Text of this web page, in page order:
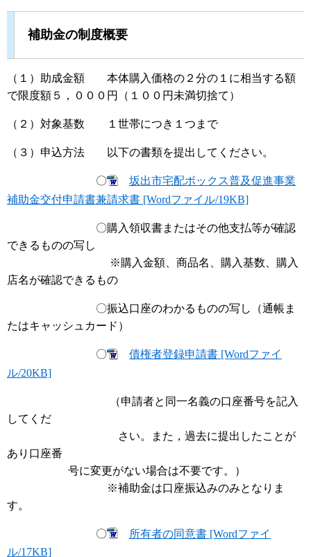
補助金の制度概要
（１）助成金額 本体購入価格の２分の１に相当する額
で限度額５，０００円（１００円未満切捨て）
（２）対象基数 １世帯につき１つまで
（３）申込方法 以下の書類を提出してください。
〇
坂出市宅配ボックス普及促進事業
補助金交付申請書兼請求書 [Wordファイル/19KB]
〇購入領収書またはその他支払等が確認
できるものの写し
※購入金額、商品名、購入基数、購入
店名が確認できるもの
〇振込口座のわかるものの写し（通帳ま
たはキャッシュカード）
〇
債権者登録申請書 [Wordファイ
ル/20KB]
（申請者と同一名義の口座番号を記入
してくだ
さい。また，過去に提出したことが
あり口座番
号に変更がない場合は不要です。）
※補助金は口座振込みのみとなりま
す。
〇
所有者の同意書 [Wordファイ
ル/17KB]